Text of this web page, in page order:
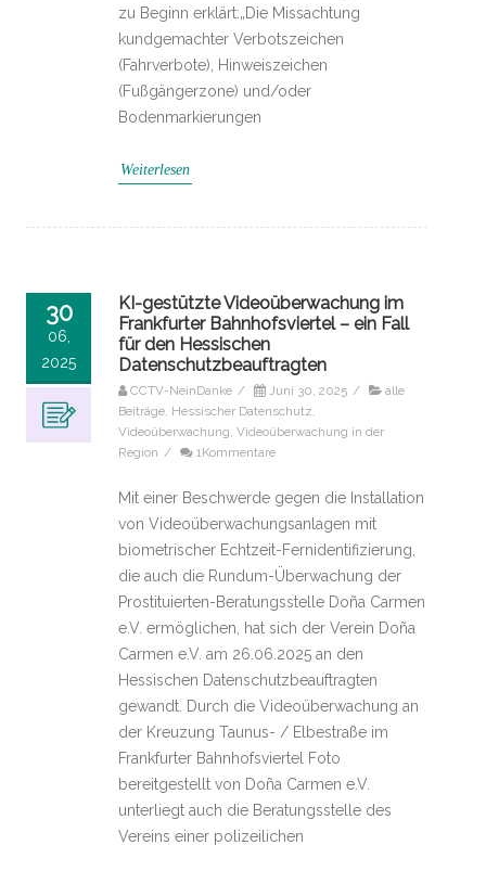
zu Beginn erklärt:„Die Missachtung
kundgemachter Verbotszeichen
(Fahrverbote), Hinweiszeichen
(Fußgängerzone) und/oder
Bodenmarkierungen
Weiterlesen
30
06,
2025
KI-gestützte Videoüberwachung im
Frankfurter Bahnhofsviertel – ein Fall
für den Hessischen
Datenschutzbeauftragten
CCTV-NeinDanke / Juni 30, 2025 /
alle
Beiträge, Hessischer Datenschutz,
Videoüberwachung, Videoüberwachung in der
Region / 1Kommentare
Mit einer Beschwerde gegen die Installation
von Videoüberwachungsanlagen mit
biometrischer Echtzeit-Fernidentifizierung,
die auch die Rundum-Überwachung der
Prostituierten-Beratungsstelle Doña Carmen
e.V. ermöglichen, hat sich der Verein Doña
Carmen e.V. am 26.06.2025 an den
Hessischen Datenschutzbeauftragten
gewandt. Durch die Videoüberwachung an
der Kreuzung Taunus- / Elbestraße im
Frankfurter Bahnhofsviertel Foto
bereitgestellt von Doña Carmen e.V.
unterliegt auch die Beratungsstelle des
Vereins einer polizeilichen